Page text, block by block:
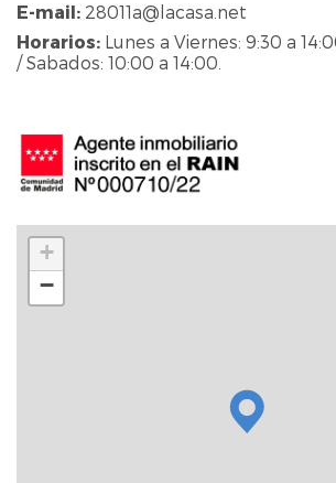
E-mail: 28011a@lacasa.net
Horarios: Lunes a Viernes: 9:30 a
/ Sabados: 10:00 a 14:00.
+
−